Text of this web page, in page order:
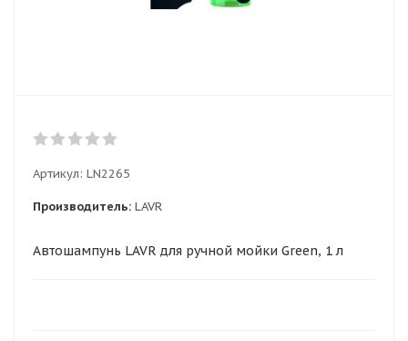
Артикул: LN2265
Производитель: LAVR
Автошампунь LAVR для ручной мойки Green, 1 л